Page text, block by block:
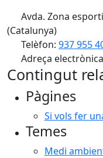
Avda. Zona
(Catalunya)
Telèfon: 937 955
Adreça
Contingut
Pàgines
Si vols fer
Temes
Medi